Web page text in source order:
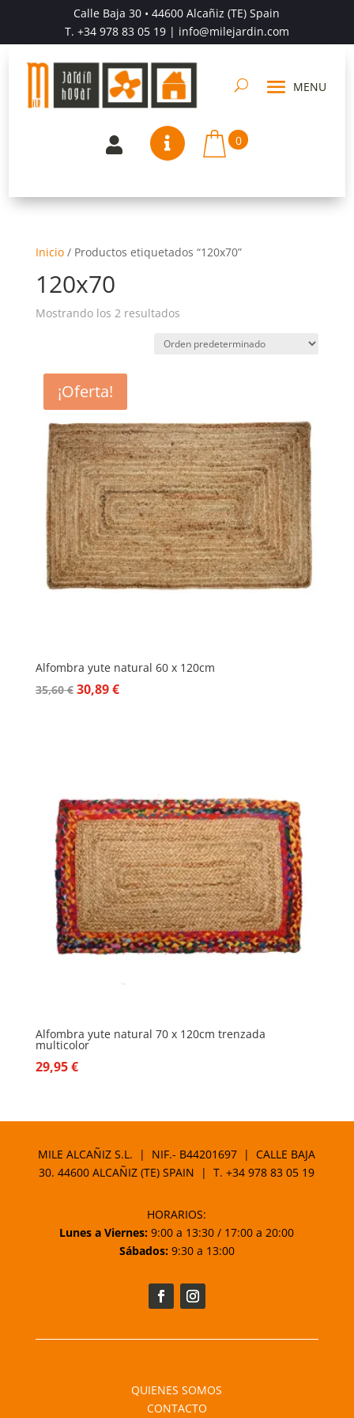
Calle Baja 30 • 44600 Alcañiz (TE) Spain
T. +34 978 83 05 19| info@milejardin.com
  0
Inicio/ Productos etiquetados “120x70”
120x70
Mostrando los 2 resultados
¡Oferta!
Alfombra yute natural 60 x 120cm
35,60€ El
30,89€El
Alfombra yute natural 70 x 120cm trenzada
multicolor
29,95€
MILE ALCAÑIZ S.L. | NIF.- B44201697 | CALLE BAJA
30. 44600 ALCAÑIZ (TE) SPAIN | T.+34 978 83 05 19
HORARIOS:
Lunes a Viernes: 9:00 a 13:30 / 17:00 a 20:00
Sábados:9:30 a 13:00
QUIENES SOMOS
CONTACTO